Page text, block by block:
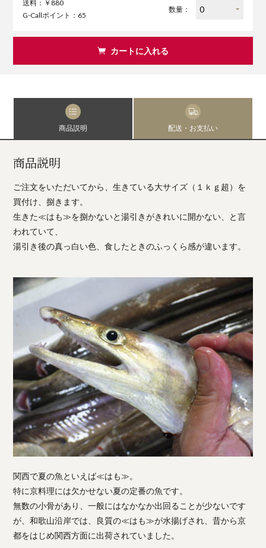
送料：￥880
G-Callポイント：65
数量：
カートに入れる
商品説明 配送・お支払い
商品説明
ご注文をいただいてから、生きている大サイズ（１ｋｇ超）を
買付け、捌きます。
生きた≪はも≫を捌かないと湯引きがきれいに開かない、と言
われていて、
湯引き後の真っ白い色、食したときのふっくら感が違います。
関西で夏の魚といえば≪はも≫。
特に京料理には欠かせない夏の定番の魚です。
無数の小骨があり、一般にはなかなか出回ることが少ないです
が、和歌山沿岸では、良質の≪はも≫が水揚げされ、昔から京
都をはじめ関西方面に出荷されていました。